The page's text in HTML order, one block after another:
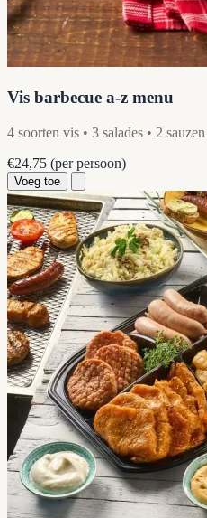
Vis barbecue a-z menu
4 soorten vis • 3 salades • 2 sauzen
€24,75 (per persoon)
Voeg toe